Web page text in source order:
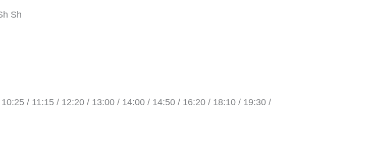
Sh
/ 11:15 / 12:20 / 13:00 / 14:00 / 14:50 / 16:20 / 18:10 / 19:30 /